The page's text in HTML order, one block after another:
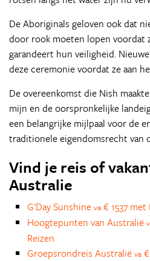
De Aboriginals geloven ook dat
door rook moeten lopen voordat
garandeert hun veiligheid.
deze ceremonie voordat ze aan
De overeenkomst die Nish
mijn en de oorspronkelijke
een belangrijke mijlpaal voor de
traditionele eigendomsrecht van
Vind je reis of
Australie
G'Day Sunshine va € 1537 met
Hoogtepunten van Australië
Reizen
Groepsrondreis Australië va